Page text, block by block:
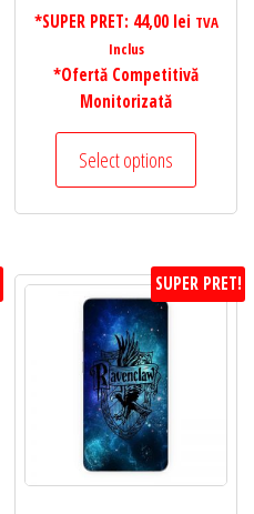
*SUPER PRET: 44,00 lei TVA
Inclus
*Ofertă Competitivă
Monitorizată
Select options
SUPER PRET!